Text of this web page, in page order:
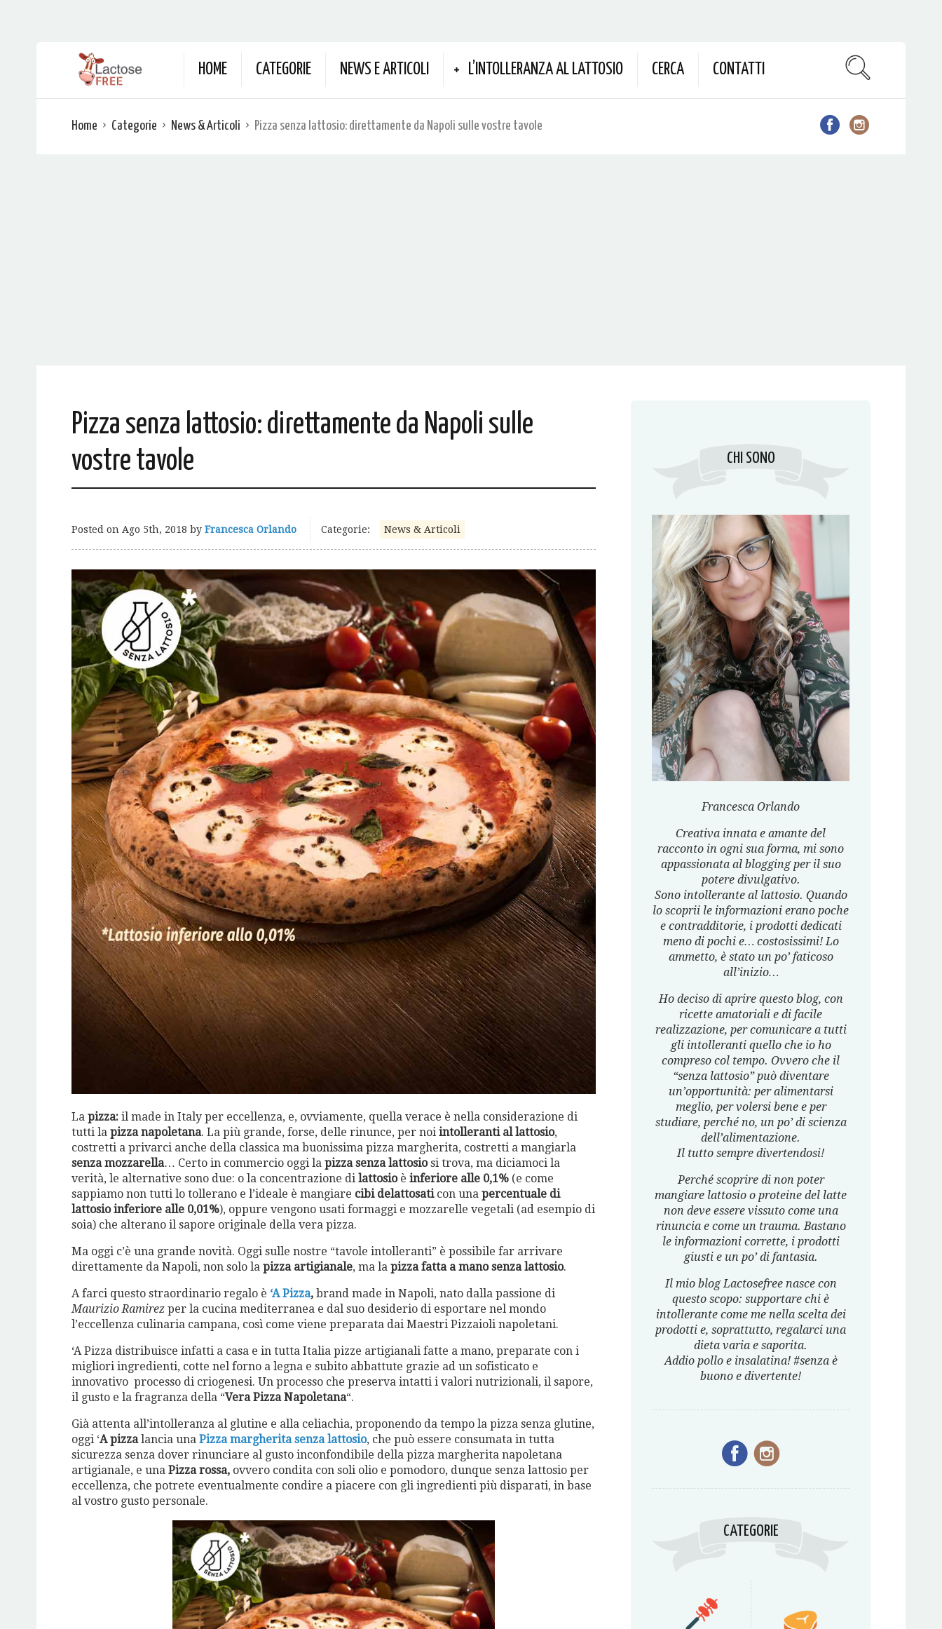
HOME CATEGORIE NEWS E ARTICOLI L’INTOLLERANZA AL LATTOSIO CERCA CONTATTI
Home Categorie News & Articoli Pizza senza lattosio: direttamente da Napoli sulle vostre tavole
Pizza senza lattosio: direttamente da Napoli sulle
vostre tavole
Posted on Ago 5th, 2018 by Francesca Orlando Categorie: News & Articoli
La pizza: il made in Italy per eccellenza, e, ovviamente, quella verace è nella considerazione di
tutti la pizza napoletana. La più grande, forse, delle rinunce, per noi intolleranti al lattosio,
costretti a privarci anche della classica ma buonissima pizza margherita, costretti a mangiarla
senza mozzarella… Certo in commercio oggi la pizza senza lattosiosi trova, ma diciamoci la
verità, le alternative sono due: o la concentrazione di lattosioè inferiore alle 0,1% (e come
sappiamo non tutti lo tollerano e l’ideale è mangiare cibi delattosaticon una percentuale di
lattosio inferiore alle 0,01%), oppure vengono usati formaggi e mozzarelle vegetali (ad esempio di
soia) che alterano il sapore originale della vera pizza.
Ma oggi c’è una grande novità. Oggi sulle nostre “tavole intolleranti” è possibile far arrivare
direttamente da Napoli, non solo la pizza artigianale, ma la pizza fatta a mano senza lattosio.
A farci questo straordinario regalo è ‘A Pizza, brand made in Napoli, nato dalla passione di
Maurizio Ramirez per la cucina mediterranea e dal suo desiderio di esportare nel mondo
l’eccellenza culinaria campana, così come viene preparata dai Maestri Pizzaioli napoletani.
‘A Pizza distribuisce infatti a casa e in tutta Italia pizze artigianali fatte a mano, preparate con i
migliori ingredienti, cotte nel forno a legna e subito abbattute grazie ad un sofisticato e
innovativo processo di criogenesi. Un processo che preserva intatti i valori nutrizionali, il sapore,
il gusto e la fragranza della “Vera Pizza Napoletana“.
Già attenta all’intolleranza al glutine e alla celiachia, proponendo da tempo la pizza senza glutine,
oggi ‘A pizzalancia una Pizza margherita senza lattosio, che può essere consumata in tutta
sicurezza senza dover rinunciare al gusto inconfondibile della pizza margherita napoletana
artigianale, e una Pizza rossa, ovvero condita con soli olio e pomodoro, dunque senza lattosio per
eccellenza, che potrete eventualmente condire a piacere con gli ingredienti più disparati, in base
al vostro gusto personale.
CHI SONO
Francesca Orlando
Creativa innata e amante del
racconto in ogni sua forma, mi sono
appassionata al blogging per il suo
potere divulgativo.
Sono intollerante al lattosio. Quando
lo scoprii le informazioni erano poche
e contradditorie, i prodotti dedicati
meno di pochi e… costosissimi! Lo
ammetto, è stato un po’ faticoso
all’inizio…
Ho deciso di aprire questo blog, con
ricette amatoriali e di facile
realizzazione, per comunicare a tutti
gli intolleranti quello che io ho
compreso col tempo. Ovvero che il
“senza lattosio” può diventare
un’opportunità: per alimentarsi
meglio, per volersi bene e per
studiare, perché no, un po’ di scienza
dell’alimentazione.
Il tutto sempre divertendosi!
Perché scoprire di non poter
mangiare lattosio o proteine del latte
non deve essere vissuto come una
rinuncia e come un trauma. Bastano
le informazioni corrette, i prodotti
giusti e un po’ di fantasia.
Il mio blog Lactosefree nasce con
questo scopo: supportare chi è
intollerante come me nella scelta dei
prodotti e, soprattutto, regalarci una
dieta varia e saporita.
Addio pollo e insalatina! #senza è
buono e divertente!
CATEGORIE